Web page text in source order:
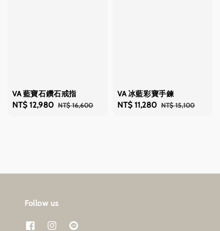
VA 藍寶石鑽石戒指
Sale
NT$ 12,980 Regular
NT$ 16,600
VA 冰藍彩寶手鍊
Sale
NT$ 11,280 Regular
NT$ 15,100
Follow us